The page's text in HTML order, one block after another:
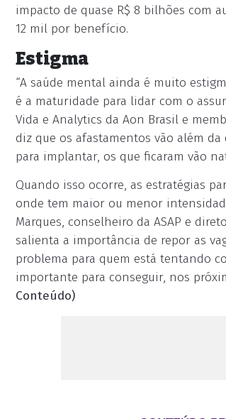
impacto de quase R$ 8 bilhões com
12 mil por benefício.
Estigma
“A saúde mental ainda é muito
é a maturidade para lidar com o
Vida e Analytics da Aon Brasil e
diz que os afastamentos vão além
para implantar, os que ficaram vão
Quando isso ocorre, as estratégias
onde tem maior ou menor
Marques, conselheiro da ASAP e
salienta a importância de repor as
problema para quem está tentando
importante para conseguir, nos
Conteúdo)